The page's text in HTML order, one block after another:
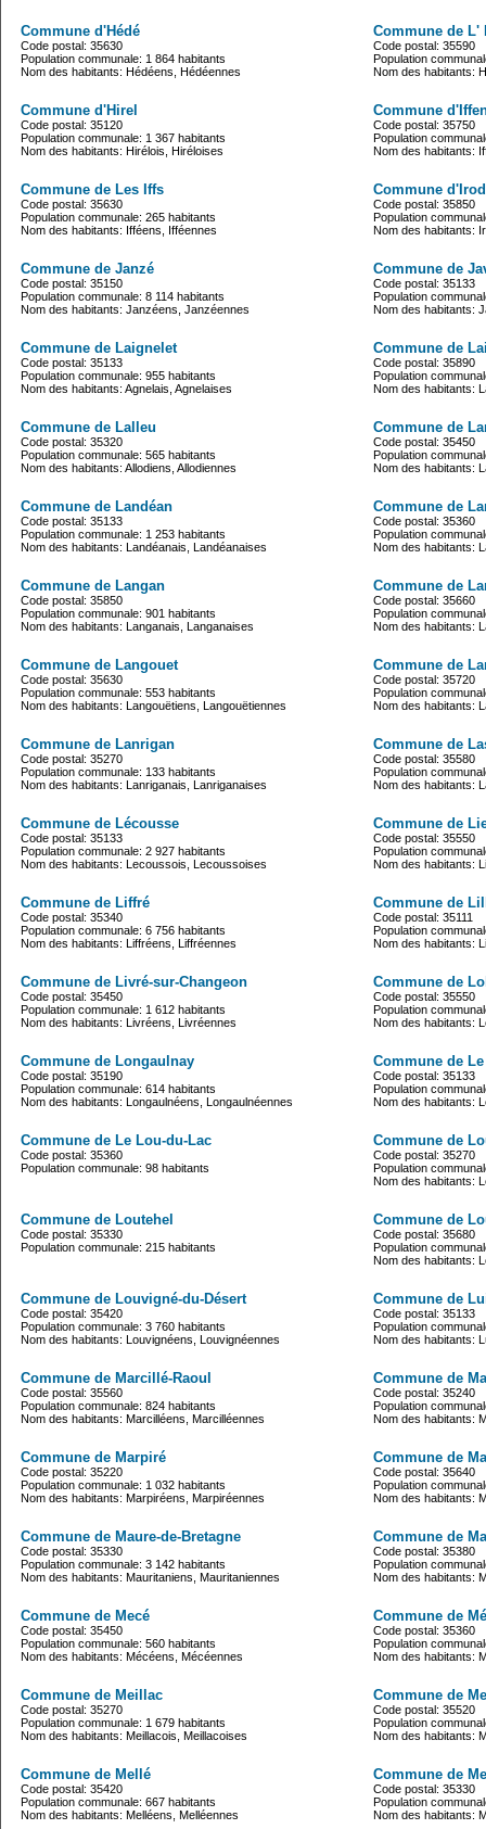
Commune d'Hédé
Code postal: 35630
Population communale: 1 864 habitants
Nom des habitants: Hédéens, Hédéennes
Commune de L'
Code postal: 35590
Population
Nom des habitants:
Commune d'Hirel
Code postal: 35120
Population communale: 1 367 habitants
Nom des habitants: Hirélois, Hiréloises
Commune
Code postal: 35750
Population
Nom des habitants:
Commune de Les Iffs
Code postal: 35630
Population communale: 265 habitants
Nom des habitants: Ifféens, Ifféennes
Commune
Code postal: 35850
Population
Nom des habitants:
Commune de Janzé
Code postal: 35150
Population communale: 8 114 habitants
Nom des habitants: Janzéens, Janzéennes
Commune de
Code postal: 35133
Population
Nom des habitants:
Commune de Laignelet
Code postal: 35133
Population communale: 955 habitants
Nom des habitants: Agnelais, Agnelaises
Commune de
Code postal: 35890
Population
Nom des habitants:
Commune de Lalleu
Code postal: 35320
Population communale: 565 habitants
Nom des habitants: Allodiens, Allodiennes
Commune de
Code postal: 35450
Population
Nom des habitants:
Commune de Landéan
Code postal: 35133
Population communale: 1 253 habitants
Nom des habitants: Landéanais, Landéanaises
Commune de
Code postal: 35360
Population
Nom des habitants:
Commune de Langan
Code postal: 35850
Population communale: 901 habitants
Nom des habitants: Langanais, Langanaises
Commune de
Code postal: 35660
Population
Nom des habitants:
Commune de Langouet
Code postal: 35630
Population communale: 553 habitants
Nom des habitants: Langouëtiens, Langouëtiennes
Commune de
Code postal: 35720
Population
Nom des habitants:
Commune de Lanrigan
Code postal: 35270
Population communale: 133 habitants
Nom des habitants: Lanriganais, Lanriganaises
Commune de
Code postal: 35580
Population
Nom des habitants:
Commune de Lécousse
Code postal: 35133
Population communale: 2 927 habitants
Nom des habitants: Lecoussois, Lecoussoises
Commune de
Code postal: 35550
Population
Nom des habitants:
Commune de Liffré
Code postal: 35340
Population communale: 6 756 habitants
Nom des habitants: Liffréens, Liffréennes
Commune de
Code postal: 35111
Population
Nom des habitants:
Commune de Livré-sur-Changeon
Code postal: 35450
Population communale: 1 612 habitants
Nom des habitants: Livréens, Livréennes
Commune de
Code postal: 35550
Population
Nom des habitants:
Commune de Longaulnay
Code postal: 35190
Population communale: 614 habitants
Nom des habitants: Longaulnéens, Longaulnéennes
Commune de
Code postal: 35133
Population
Nom des habitants:
Commune de Le Lou-du-Lac
Code postal: 35360
Population communale: 98 habitants
Commune de
Code postal: 35270
Population
Nom des habitants:
Commune de Loutehel
Code postal: 35330
Population communale: 215 habitants
Commune de
Code postal: 35680
Population
Nom des habitants:
Commune de Louvigné-du-Désert
Code postal: 35420
Population communale: 3 760 habitants
Nom des habitants: Louvignéens, Louvignéennes
Commune de
Code postal: 35133
Population
Nom des habitants:
Commune de Marcillé-Raoul
Code postal: 35560
Population communale: 824 habitants
Nom des habitants: Marcilléens, Marcilléennes
Commune de
Code postal: 35240
Population
Nom des habitants:
Commune de Marpiré
Code postal: 35220
Population communale: 1 032 habitants
Nom des habitants: Marpiréens, Marpiréennes
Commune de
Code postal: 35640
Population
Nom des habitants:
Commune de Maure-de-Bretagne
Code postal: 35330
Population communale: 3 142 habitants
Nom des habitants: Mauritaniens, Mauritaniennes
Commune de
Code postal: 35380
Population
Nom des habitants:
Commune de Mecé
Code postal: 35450
Population communale: 560 habitants
Nom des habitants: Mécéens, Mécéennes
Commune de
Code postal: 35360
Population
Nom des habitants:
Commune de Meillac
Code postal: 35270
Population communale: 1 679 habitants
Nom des habitants: Meillacois, Meillacoises
Commune de
Code postal: 35520
Population
Nom des habitants:
Commune de Mellé
Code postal: 35420
Population communale: 667 habitants
Nom des habitants: Melléens, Melléennes
Commune de
Code postal: 35330
Population
Nom des habitants: